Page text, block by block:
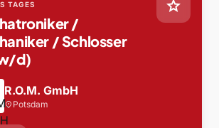
star
TAGES
/
/ Schlosser
d)
R.O.M. GmbH
location_on Potsdam